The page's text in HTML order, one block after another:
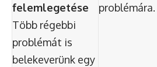
felemlegetése
Több régebbi
problémát is
belekeverünk egy
problémára.